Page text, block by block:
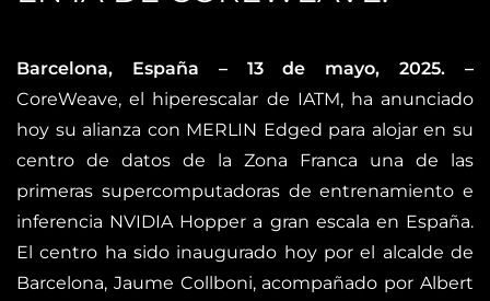
Barcelona, España – 13 de mayo, 2025. –
CoreWeave, el hiperescalar de IATM, ha anunciado
hoy su alianza con MERLIN Edged para alojar en su
centro de datos de la Zona Franca una de las
primeras supercomputadoras de entrenamiento e
inferencia NVIDIA Hopper a gran escala en España.
El centro ha sido inaugurado hoy por el alcalde de
Barcelona, Jaume Collboni, acompañado por Albert